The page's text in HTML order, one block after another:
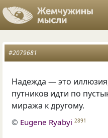
#2079681
Надежда — это
путников идти по
миража к другому.
© Eugene Ryabyi 2891